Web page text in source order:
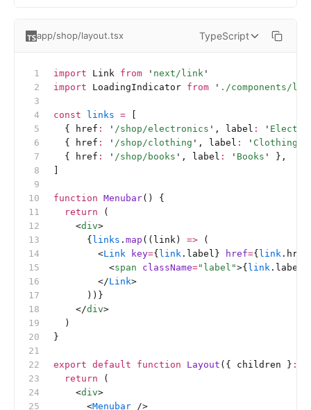
app/shop/layout.tsx TypeScript
import Link from ' next/link '
import LoadingIndicator from ' ./components/
const links =
  { href
: ' /shop/electronics ' , label : '
  { href
: ' /shop/clothing ' , label : ' Clothing
  { href
: ' /shop/books ' , label : ' Books '
},
function Menubar() {
  return
(
    <
div>
      {
links . map ((link) => (
        <
Link key={ link .label} href={ link
          <
span className="label">{ link
        </
Link>
      ))}
    </
div>
  )
}
export default function Layout ({ children } :
  return
(
    <
div>
      <
Menubar />